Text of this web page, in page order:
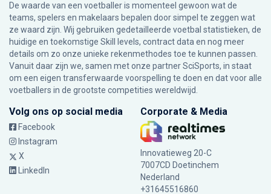
De waarde van een voetballer is momenteel gewoon wat de
teams, spelers en makelaars bepalen door simpel te zeggen wat
ze waard zijn. Wij gebruiken gedetailleerde voetbal statistieken, de
huidige en toekomstige Skill levels, contract data en nog meer
details om zo onze unieke rekenmethodes toe te kunnen passen.
Vanuit daar zijn we, samen met onze partner SciSports, in staat
om een eigen transferwaarde voorspelling te doen en dat voor alle
voetballers in de grootste competities wereldwijd.
Volg ons op social media
Facebook
Instagram
X
LinkedIn
Corporate & Media
Innovatieweg 20-C
7007CD Doetinchem
Nederland
+31645516860